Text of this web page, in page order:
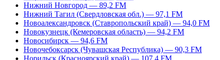
Нижний Новгород — 89,2 FM
Нижний Тагил (Свердловская обл.) — 97,1 FM
Новоалександровск (Ставропольский край) — 94,0 FM
Новокузнецк (Кемеровская область) — 94,2 FM
Новосибирск — 94,6 FM
Новочебоксарск (Чувашская Республика) — 90,3 FM
Норильск (Красноярский край) — 107,4 FM